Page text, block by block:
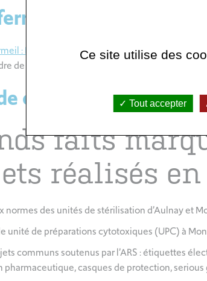
:Dr
Fadwa El Kouari
de pharmacie :
création du
faits
réalisés en
normes des unités de stérilisation d’Aulnay et
unité de préparations cytotoxiques (UPC) à
communs soutenus par l’ARS : étiquettes
pharmaceutique, casques de protection,
Ce site utilise des
Tout accepter